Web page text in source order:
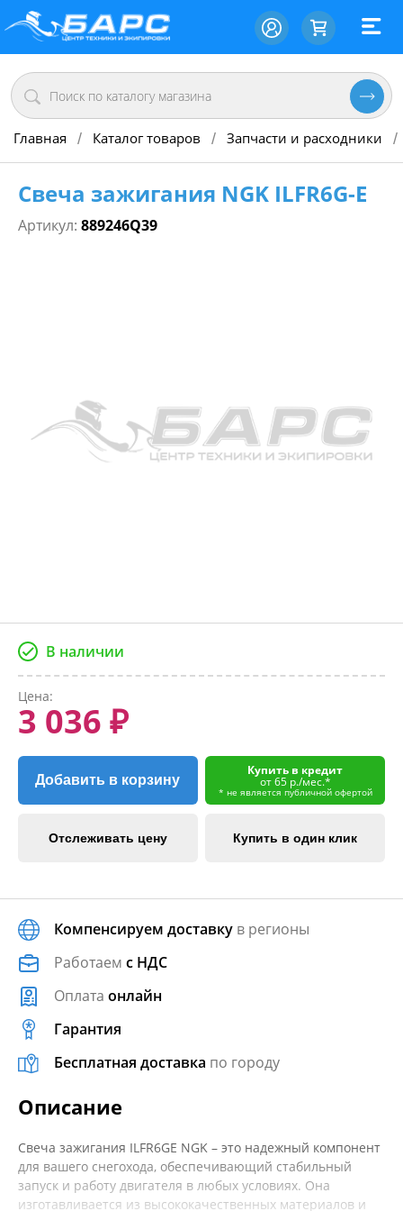
Главная / Каталог товаров / Запчасти и расходники /
Свеча зажигания NGK ILFR6G-E
Артикул: 889246Q39
В наличии
Цена:
3 036 ₽
Добавить в корзину
Купить в кредит
от 65 р./мес.*
* не является публичной офертой
Отслеживать цену Купить в один клик
Компенсируем доставку в регионы
Работаем с НДС
Оплата онлайн
Гарантия
Бесплатная доставка по городу
Описание
Свеча зажигания ILFR6GE NGK – это надежный компонент
для вашего снегохода, обеспечивающий стабильный
запуск и работу двигателя в любых условиях. Она
изготавливается из высококачественных материалов и